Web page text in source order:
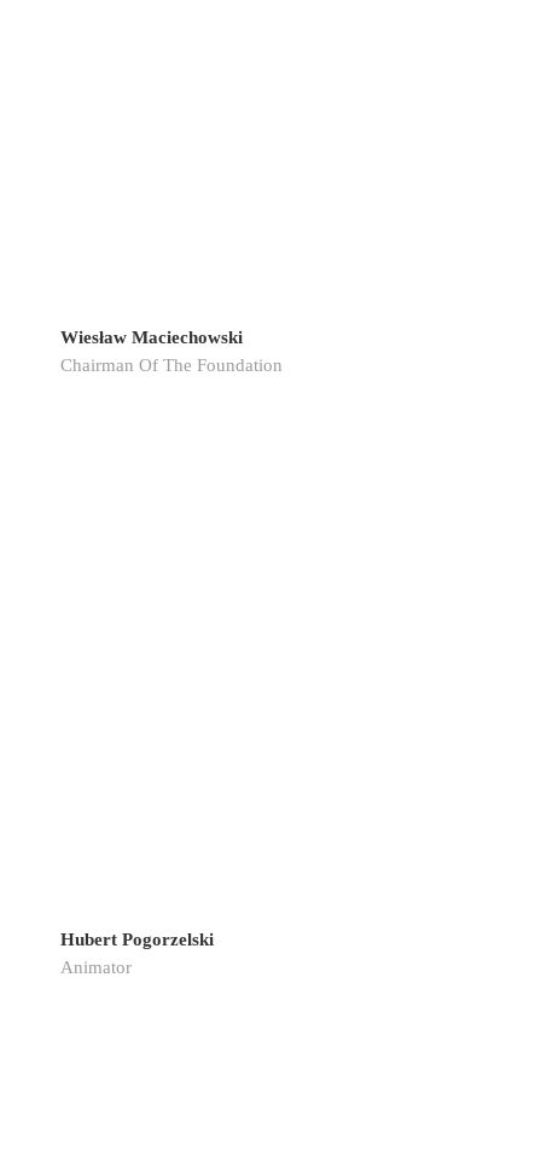
Wiesław Maciechowski
Chairman Of The Foundation
Hubert Pogorzelski
Animator